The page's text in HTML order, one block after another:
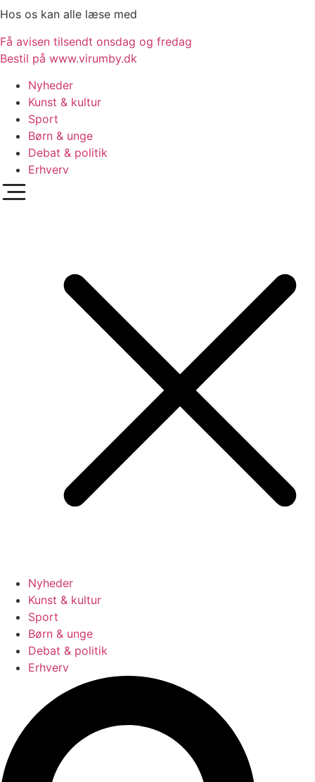
Hos os kan alle læse med
Få avisen tilsendt onsdag og fredag
Bestil på www.virumby.dk
Nyheder
Kunst & kultur
Sport
Børn & unge
Debat & politik
Erhverv
Nyheder
Kunst & kultur
Sport
Børn & unge
Debat & politik
Erhverv